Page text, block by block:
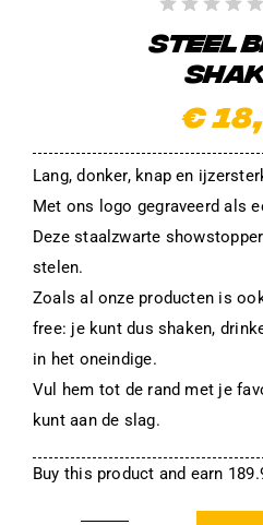
STEEL
€
Lang, donker, knap en
Met ons logo gegraveerd als
Deze staalzwarte
stelen.
Zoals al onze producten is
free: je kunt dus shaken,
in het oneindige.
Vul hem tot de rand met je
kunt aan de slag.
Buy this product and earn